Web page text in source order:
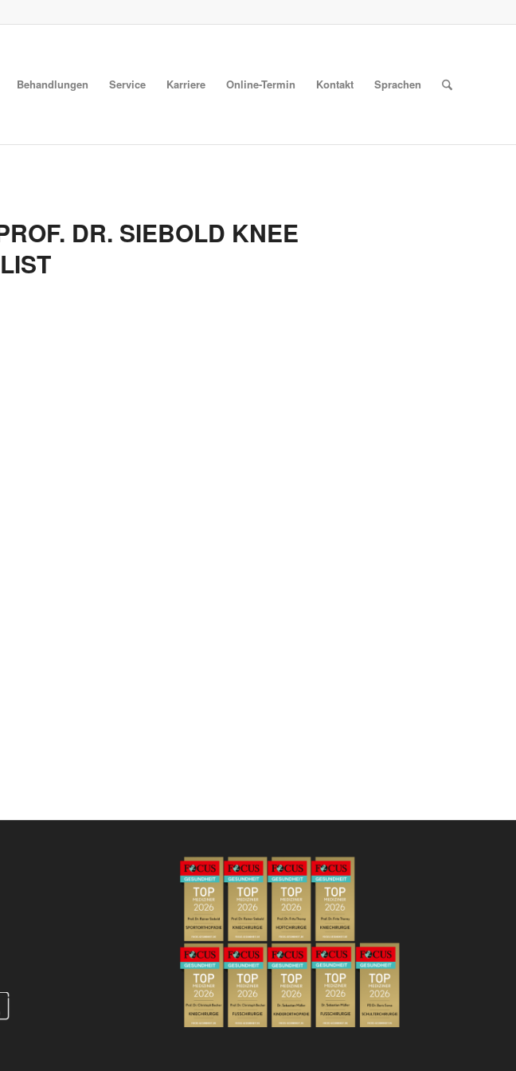
Behandlungen Service Karriere Online-Termin Kontakt Sprachen
DR. SIEBOLD KNEE